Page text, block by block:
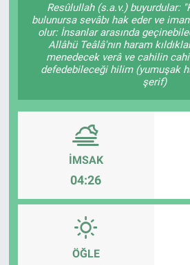
Resûlullah (s.a.v.) buyurdular:
bulunursa sevâbı hak eder ve
olur: İnsanlar arasında
Allâhü Teâlâ'nın haram
menedecek verâ ve cahilin
defedebileceği hilim (yumuşak
şerif)
İMSAK
04:26
ÖĞLE
Sağlık
Spor
Tv Medya
KÜLTÜR SANAT